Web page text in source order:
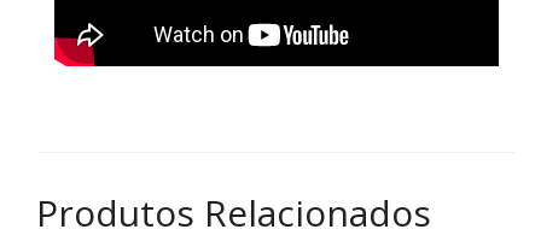
Produtos Relacionados